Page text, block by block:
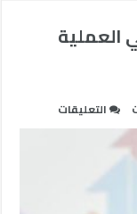
العملية
التعليقات